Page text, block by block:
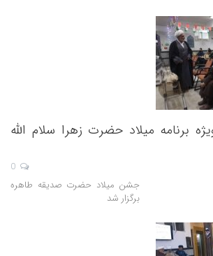
برنامه میلاد حضرت زهرا سلام الله
جشن میلاد حضرت صدیقه طاهره
برگزار شد